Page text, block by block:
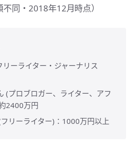
同・2018年12月時点）
ーライター・ジャーナリス
(プロブロガー、ライター、アフ
2400万円
リーライター)：1000万円以上